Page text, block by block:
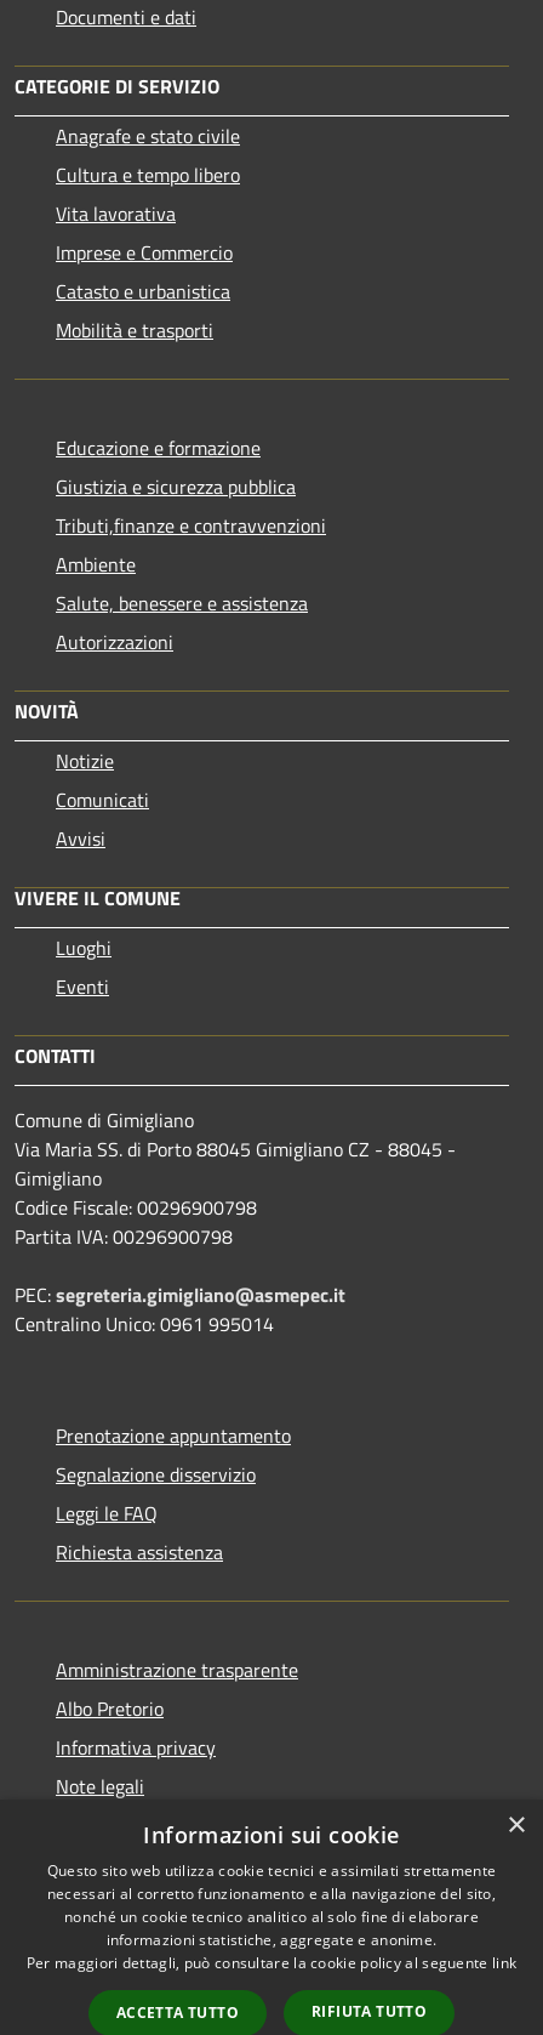
Documenti e dati
CATEGORIE DI SERVIZIO
Anagrafe e stato civile
Cultura e tempo libero
Vita lavorativa
Imprese e Commercio
Catasto e urbanistica
Mobilità e trasporti
Educazione e formazione
Giustizia e sicurezza pubblica
Tributi,finanze e contravvenzioni
Ambiente
Salute, benessere e assistenza
Autorizzazioni
NOVITÀ
Notizie
Comunicati
Avvisi
VIVERE IL COMUNE
Luoghi
Eventi
CONTATTI
Comune di Gimigliano
Via Maria SS. di Porto 88045 Gimigliano CZ - 88045 -
Gimigliano
Codice Fiscale: 00296900798
Partita IVA: 00296900798
PEC:segreteria.gimigliano@asmepec.it
Centralino Unico: 0961 995014
Prenotazione appuntamento
Segnalazione disservizio
Leggi le FAQ
Richiesta assistenza
Amministrazione trasparente
Albo Pretorio
Informativa privacy
Note legali
Dichiarazione di accessibilità
Accessibilità
Copyright © 2026 • Comune di
Gimigliano • Powered by
Municipium•
Accesso
×
Informazioni sui cookie
Questo sito web utilizza cookie tecnici e assimilati strettamente
necessari al corretto funzionamento e alla navigazione del sito,
nonché un cookie tecnico analitico al solo fine di elaborare
informazioni statistiche, aggregate e anonime.
Per maggiori dettagli, può consultare la cookie policy al seguente link
ACCETTA TUTTO RIFIUTA TUTTO